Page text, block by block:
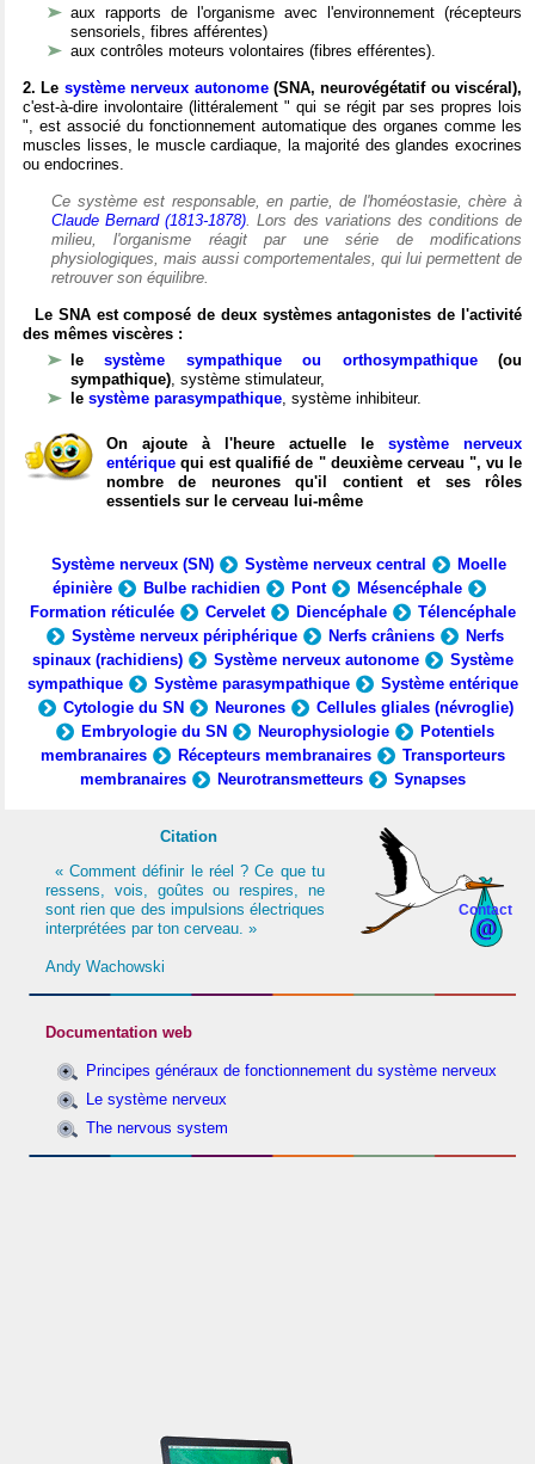
aux rapports de l'organisme avec l'environnement (récepteurs
sensoriels, fibres afférentes)
aux contrôles moteurs volontaires (fibres efférentes).
2. Le système nerveux autonome(SNA, neurovégétatif ou viscéral),
c'est-à-dire involontaire (littéralement " qui se régit par ses propres lois
", est associé du fonctionnement automatique des organes comme les
muscles lisses, le muscle cardiaque, la majorité des glandes exocrines
ou endocrines.
Ce système est responsable, en partie, de l'homéostasie, chère à
Claude Bernard (1813-1878). Lors des variations des conditions de
milieu, l'organisme réagit par une série de modifications
physiologiques, mais aussi comportementales, qui lui permettent de
retrouver son équilibre.
Le SNA est composé de deux systèmes antagonistes de l'activité
des mêmes viscères :
lesystème sympathique ou orthosympathique(ou
sympathique), système stimulateur,
le système parasympathique, système inhibiteur.
On ajoute à l'heure actuelle le système nerveux
entérique qui est qualifié de " deuxième cerveau ", vu le
nombre de neurones qu'il contient et ses rôles
essentiels sur le cerveau lui-même
Système nerveux (SN) Système nerveux central
Moelle
épinière
Bulbe rachidien Pont
Mésencéphale
Formation réticulée
Cervelet Diencéphale
Télencéphale
Système nerveux périphérique
Nerfs crâniens
Nerfs
spinaux (rachidiens)
Système nerveux autonome
Système
sympathique
Système parasympathique
Système entérique
Cytologie du SN
Neurones
Cellules gliales (névroglie)
Embryologie du SN
Neurophysiologie
Potentiels
membranaires
Récepteurs membranaires
Transporteurs
membranaires
Neurotransmetteurs Synapses
Contact
Citation
« Comment définir le réel ? Ce que tu
ressens, vois, goûtes ou respires, ne
sont rien que des impulsions électriques
interprétées par ton cerveau. »
Andy Wachowski
Documentation web
Principes généraux de fonctionnement du système nerveux
Le système nerveux
The nervous system